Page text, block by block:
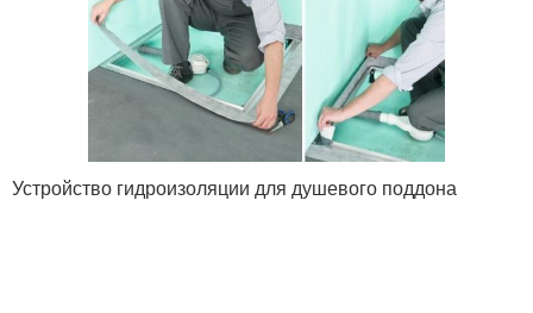
Устройство гидроизоляции для душевого поддона